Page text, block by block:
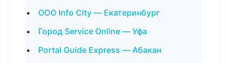
ООО Info City — Екатеринбург
Город Service Online — Уфа
Portal Guide Express — Абакан